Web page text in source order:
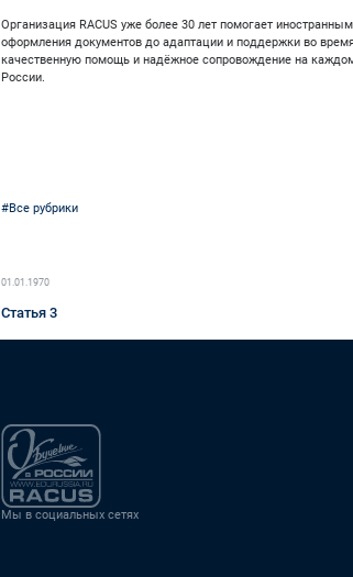
Организация RACUS уже более 30 лет помогает
оформления документов до адаптации и поддержки во
качественную помощь и надёжное сопровождение на
России.
#Все рубрики
01.01.1970
Статья 3
Мы в социальных сетях